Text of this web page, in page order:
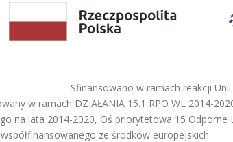
Sfinansowano w ramach reakcji
w ramach DZIAŁANIA 15.1 RPO WL 2014-
na lata 2014-2020, Oś priorytetowa 15 Odporne
ze środków europejskich